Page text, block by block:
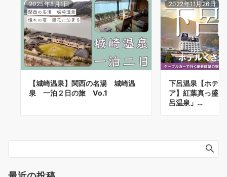
2025年8月1日
【城崎温泉】関西の名湯 城崎温
泉 一泊２日の旅 Vo.1
2022年11月26日
下呂温泉【ホテ
ア】紅葉真っ盛
呂温泉」…